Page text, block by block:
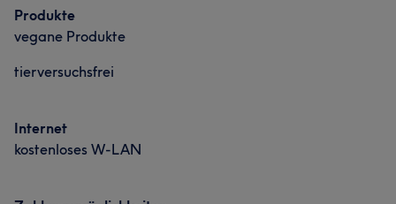
Produkte
vegane Produkte
tierversuchsfrei
Internet
kostenloses W-LAN